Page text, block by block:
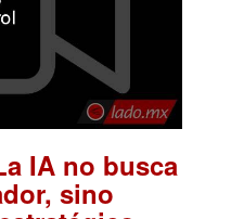
IA no busca
sino